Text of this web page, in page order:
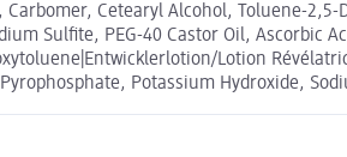
Cetearyl Alcohol, Toluene-
Sulfite, PEG-40 Castor Oil, Ascorbic
Lotion
Potassium Hydroxide,